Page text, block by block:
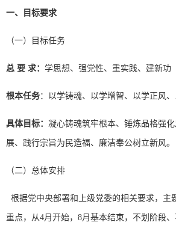
一、目标要求
（一）目标任务
总 要 求： 学思想、强党性、重实践、建新功
根本任务：以学铸魂、以学增智、以学正风
具体目标： 凝心铸魂筑牢根本、锤炼品格强
展、践行宗旨为民造福、廉洁奉公树立新风。
（二）总体安排
根据党中央部署和上级党委的相关要求，主
重点，从4月开始，8月基本结束，不划阶段